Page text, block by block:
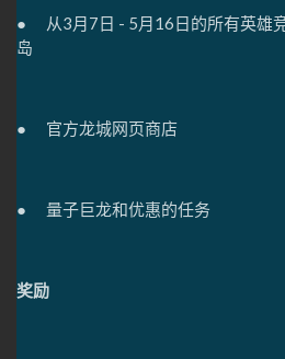
● 从3月7日 - 5月16日的所有英雄
岛
● 官方龙城网页商店
● 量子巨龙和优惠的任务
奖励